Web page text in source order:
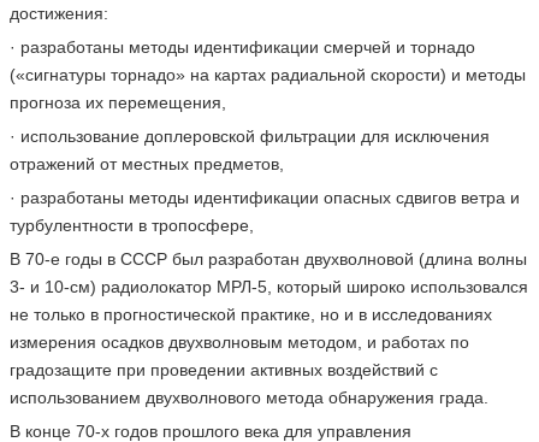
достижения:
· разработаны методы идентификации смерчей и торнадо
(«сигнатуры торнадо» на картах радиальной скорости) и методы
прогноза их перемещения,
· использование доплеровской фильтрации для исключения
отражений от местных предметов,
· разработаны методы идентификации опасных сдвигов ветра и
турбулентности в тропосфере,
В 70-е годы в СССР был разработан двухволновой (длина волны
3- и 10-см) радиолокатор МРЛ-5, который широко использовался
не только в прогностической практике, но и в исследованиях
измерения осадков двухволновым методом, и работах по
градозащите при проведении активных воздействий с
использованием двухволнового метода обнаружения града.
В конце 70-х годов прошлого века для управления